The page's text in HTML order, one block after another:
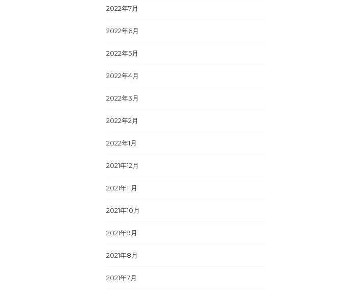
2022年7月
2022年6月
2022年5月
2022年4月
2022年3月
2022年2月
2022年1月
2021年12月
2021年11月
2021年10月
2021年9月
2021年8月
2021年7月